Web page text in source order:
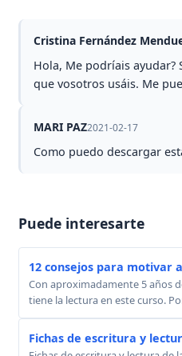
Cristina Fernández
Hola, Me podríais
que vosotros usáis. Me
MARI PAZ2021-02-17
Como puedo descargar
Puede interesarte
12 consejos para motivar
Con aproximadamente 5 años
tiene la lectura en este curso.
Fichas de escritura y